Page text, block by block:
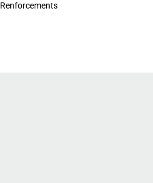
Renforcements